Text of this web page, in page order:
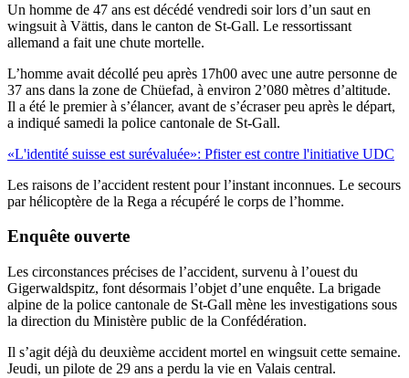
Un homme de 47 ans est décédé vendredi soir lors d’un saut en
wingsuit à Vättis, dans le canton de St-Gall. Le ressortissant
allemand a fait une chute mortelle.
L’homme avait décollé peu après 17h00 avec une autre personne de
37 ans dans la zone de Chüefad, à environ 2’080 mètres d’altitude.
Il a été le premier à s’élancer, avant de s’écraser peu après le départ,
a indiqué samedi la police cantonale de St-Gall.
«L'identité suisse est surévaluée»: Pfister est contre l'initiative UDC
Les raisons de l’accident restent pour l’instant inconnues. Le secours
par hélicoptère de la Rega a récupéré le corps de l’homme.
Enquête ouverte
Les circonstances précises de l’accident, survenu à l’ouest du
Gigerwaldspitz, font désormais l’objet d’une enquête. La brigade
alpine de la police cantonale de St-Gall mène les investigations sous
la direction du Ministère public de la Confédération.
Il s’agit déjà du deuxième accident mortel en wingsuit cette semaine.
Jeudi, un pilote de 29 ans a perdu la vie en Valais central.